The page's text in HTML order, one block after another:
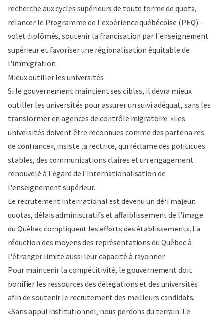
recherche aux cycles supérieurs de toute forme de quota,
relancer le Programme de l'expérience québécoise (PEQ) –
volet diplômés, soutenir la francisation par l'enseignement
supérieur et favoriser une régionalisation équitable de
l'immigration.
Mieux outiller les universités
Si le gouvernement maintient ses cibles, il devra mieux
outiller les universités pour assurer un suivi adéquat, sans les
transformer en agences de contrôle migratoire. «Les
universités doivent être reconnues comme des partenaires
de confiance», insiste la rectrice, qui réclame des politiques
stables, des communications claires et un engagement
renouvelé à l'égard de l'internationalisation de
l'enseignement supérieur.
Le recrutement international est devenu un défi majeur:
quotas, délais administratifs et affaiblissement de l'image
du Québec compliquent les efforts des établissements. La
réduction des moyens des représentations du Québec à
l'étranger limite aussi leur capacité à rayonner.
Pour maintenir la compétitivité, le gouvernement doit
bonifier les ressources des délégations et des universités
afin de soutenir le recrutement des meilleurs candidats.
«Sans appui institutionnel, nous perdons du terrain. Le